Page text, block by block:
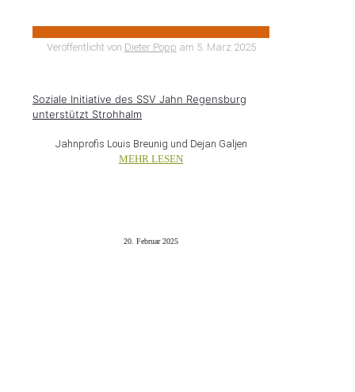
Veröffentlicht von Dieter Popp am 5. März 2025
Soziale Initiative des SSV Jahn Regensburg
unterstützt Strohhalm
Jahnprofis Louis Breunig und Dejan Galjen
MEHR LESEN
20. Februar 2025